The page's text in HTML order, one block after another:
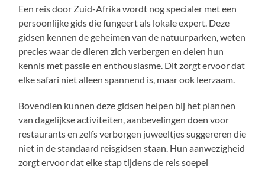
Een reis door Zuid-Afrika wordt nog specialer met een
persoonlijke gids die fungeert als lokale expert. Deze
gidsen kennen de geheimen van de natuurparken, weten
precies waar de dieren zich verbergen en delen hun
kennis met passie en enthousiasme. Dit zorgt ervoor dat
elke safari niet alleen spannend is, maar ook leerzaam.
Bovendien kunnen deze gidsen helpen bij het plannen
van dagelijkse activiteiten, aanbevelingen doen voor
restaurants en zelfs verborgen juweeltjes suggereren die
niet in de standaard reisgidsen staan. Hun aanwezigheid
zorgt ervoor dat elke stap tijdens de reis soepel